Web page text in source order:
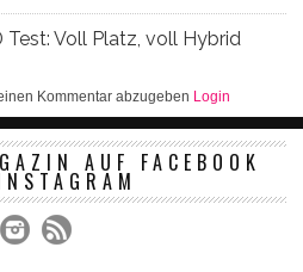
Test: Voll Platz, voll Hybrid
Kommentar abzugeben Login
AUF FACEBOOK